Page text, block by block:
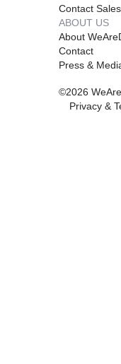
Contact Sales
ABOUT US
About
Contact
Press &
©2026
Privacy &